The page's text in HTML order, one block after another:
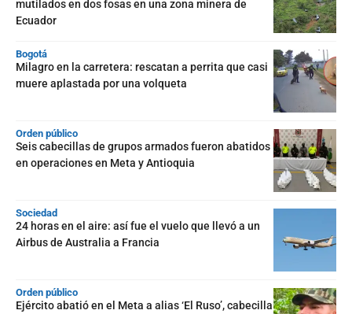
mutilados en dos fosas en una zona minera de
Ecuador
Bogotá
Milagro en la carretera: rescatan a perrita que casi
muere aplastada por una volqueta
Orden público
Seis cabecillas de grupos armados fueron abatidos
en operaciones en Meta y Antioquia
Sociedad
24 horas en el aire: así fue el vuelo que llevó a un
Airbus de Australia a Francia
Orden público
Ejército abatió en el Meta a alias ‘El Ruso’, cabecilla